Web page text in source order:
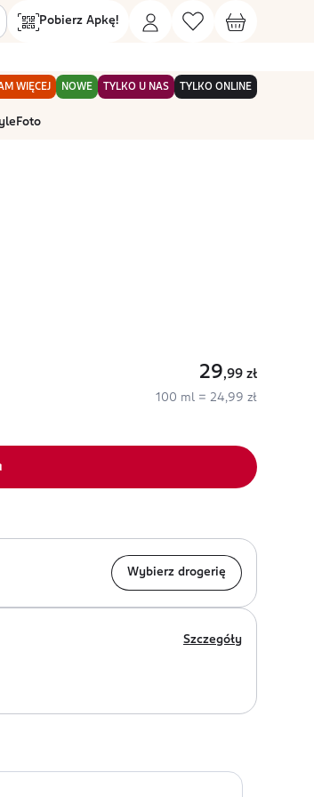
Pobierz Apkę!
WIĘCEJ NOWE TYLKO U NAS TYLKO ONLINE
Foto
29,99 zł
100 ml = 24,99 zł
Wybierz drogerię
Szczegóły